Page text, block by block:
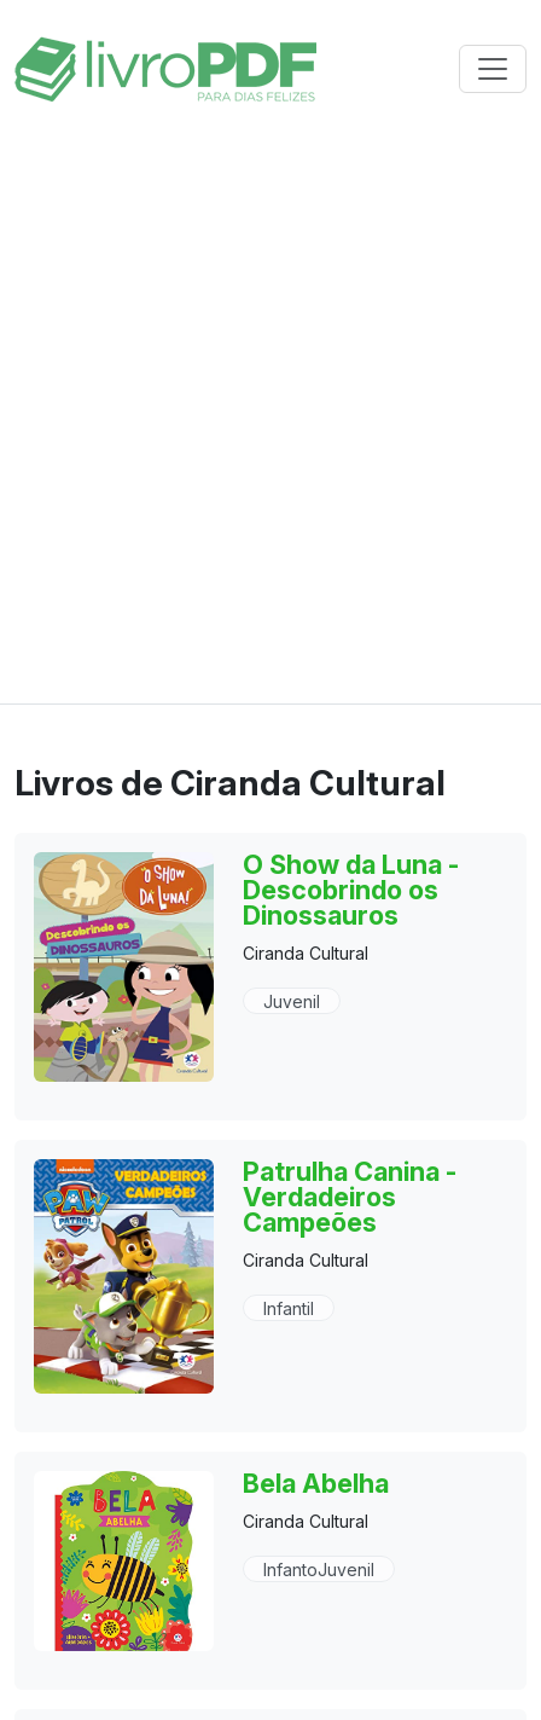
Livros de Ciranda Cultural
O Show da Luna -
Descobrindo os
Dinossauros
Ciranda Cultural
Juvenil
Patrulha Canina -
Verdadeiros
Campeões
Ciranda Cultural
Infantil
Bela Abelha
Ciranda Cultural
InfantoJuvenil